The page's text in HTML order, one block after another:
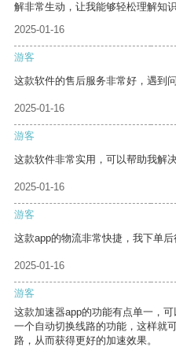
解非常生动，让我能够轻松理解知识
2025-01-16
游客
这款软件的售后服务非常好，遇到
2025-01-16
游客
这款软件非常实用，可以帮助我解决
2025-01-16
游客
这款app的物流非常快捷，我下单后
2025-01-16
游客
这款加速器app的功能有点单一，
一个自动切换线路的功能，这样就
路，从而获得更好的加速效果。